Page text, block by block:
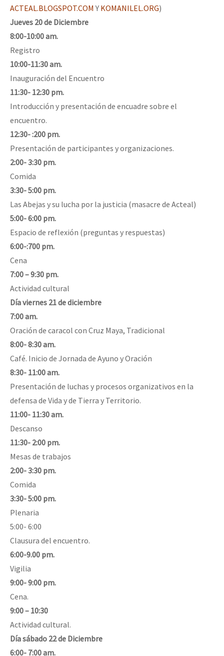
ACTEAL.BLOGSPOT.COM Y KOMANILEL.ORG)
Jueves 20 de Diciembre
8:00-10:00 am.
Registro
10:00-11:30 am.
Inauguración del Encuentro
11:30- 12:30 pm.
Introducción y presentación de encuadre sobre el
encuentro.
12:30- :200 pm.
Presentación de participantes y organizaciones.
2:00- 3:30 pm.
Comida
3:30- 5:00 pm.
Las Abejas y su lucha por la justicia (masacre de Acteal)
5:00- 6:00 pm.
Espacio de reflexión (preguntas y respuestas)
6:00-:700 pm.
Cena
7:00 – 9:30 pm.
Actividad cultural
Día viernes 21 de diciembre
7:00 am.
Oración de caracol con Cruz Maya, Tradicional
8:00- 8:30 am.
Café. Inicio de Jornada de Ayuno y Oración
8:30- 11:00 am.
Presentación de luchas y procesos organizativos en la
defensa de Vida y de Tierra y Territorio.
11:00- 11:30 am.
Descanso
11:30- 2:00 pm.
Mesas de trabajos
2:00- 3:30 pm.
Comida
3:30- 5:00 pm.
Plenaria
5:00- 6:00
Clausura del encuentro.
6:00-9.00 pm.
Vigilia
9:00- 9:00 pm.
Cena.
9:00 – 10:30
Actividad cultural.
Día sábado 22 de Diciembre
6:00- 7:00 am.